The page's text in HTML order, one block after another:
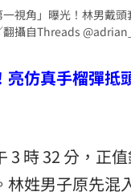
視角」曝光！林男戴
攝自Threads
亮仿真手榴彈
3 時 32 分，正
林姓男子原先混